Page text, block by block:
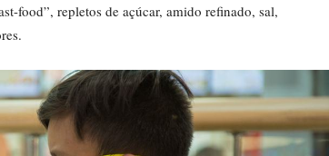
food”, repletos de açúcar, amido refinado, sal,